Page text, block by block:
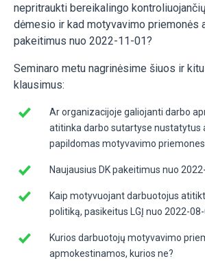
nepritraukti bereikalingo
dėmesio ir kad motyvavimo priemonės
pakeitimus nuo 2022-11-01?
Seminaro metu nagrinėsime šiuos ir
klausimus:
Ar organizacijoje galiojanti darbo
atitinka darbo sutartyse nustatytus
papildomas motyvavimo
Naujausius DK pakeitimus nuo
Kaip motyvuojant darbuotojus
politiką, pasikeitus LGĮ nuo 2022-
Kurios darbuotojų motyvavimo
apmokestinamos, kurios ne?